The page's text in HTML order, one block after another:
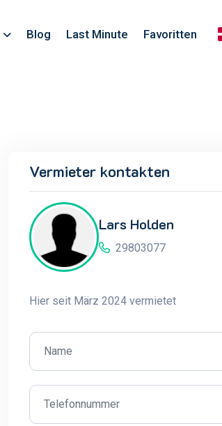
Blog Last Minute Favoritten
Vermieter kontakten
Lars Holden
29803077
Hier seit März 2024 vermietet